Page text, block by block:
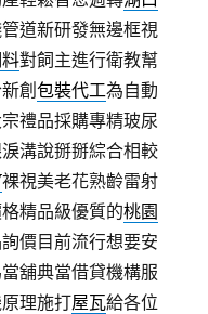
道新研發無邊框視
對飼主進行衛教幫
創包裝代工為自動
禮品採購專精玻尿
溝說掰掰綜合相較
裸視美老花熟齡雷射
精品級優質的桃園
價目前流行想要安
舖典當借貸機構服
理施打屋瓦給各位